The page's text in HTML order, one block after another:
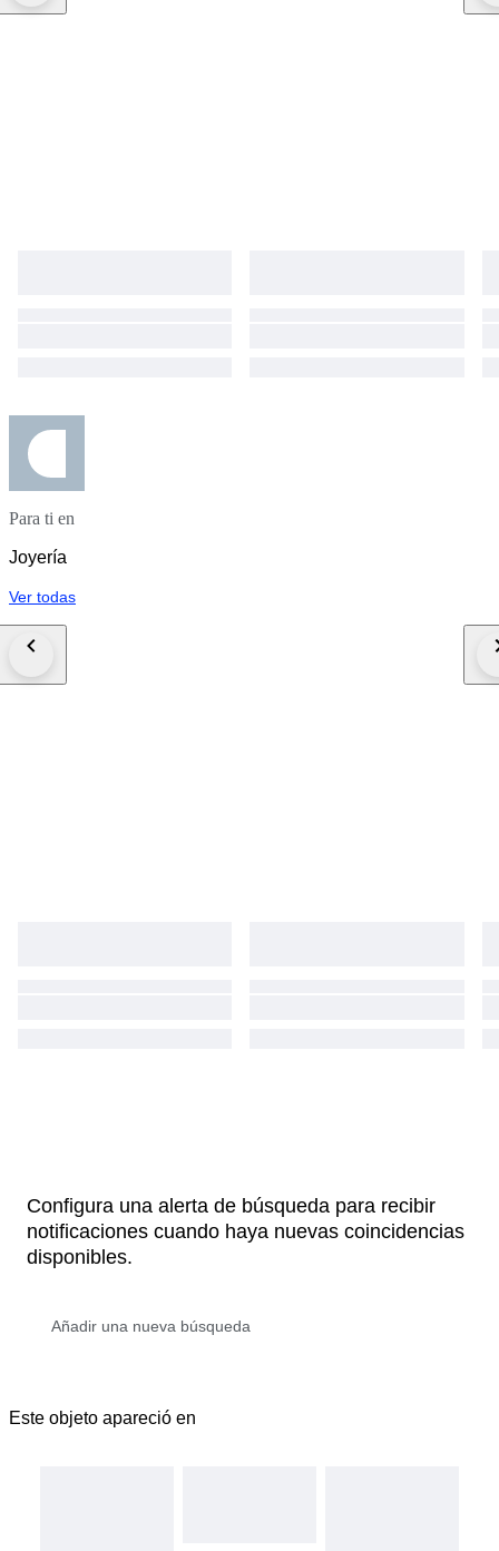
Para ti en
Joyería
Ver todas
Configura una alerta de búsqueda para recibir
notificaciones cuando haya nuevas coincidencias
disponibles.
Este objeto apareció en